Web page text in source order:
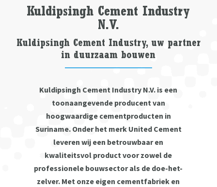
Kuldipsingh Cement Industry
N.V.
Kuldipsingh Cement Industry, uw partner
in duurzaam bouwen
Kuldipsingh Cement Industry N.V. is een
toonaangevende producent van
hoogwaardige cementproducten in
Suriname. Onder het merk United Cement
leveren wij een betrouwbaar en
kwaliteitsvol product voor zowel de
professionele bouwsector als de doe-het-
zelver. Met onze eigen cementfabriek en